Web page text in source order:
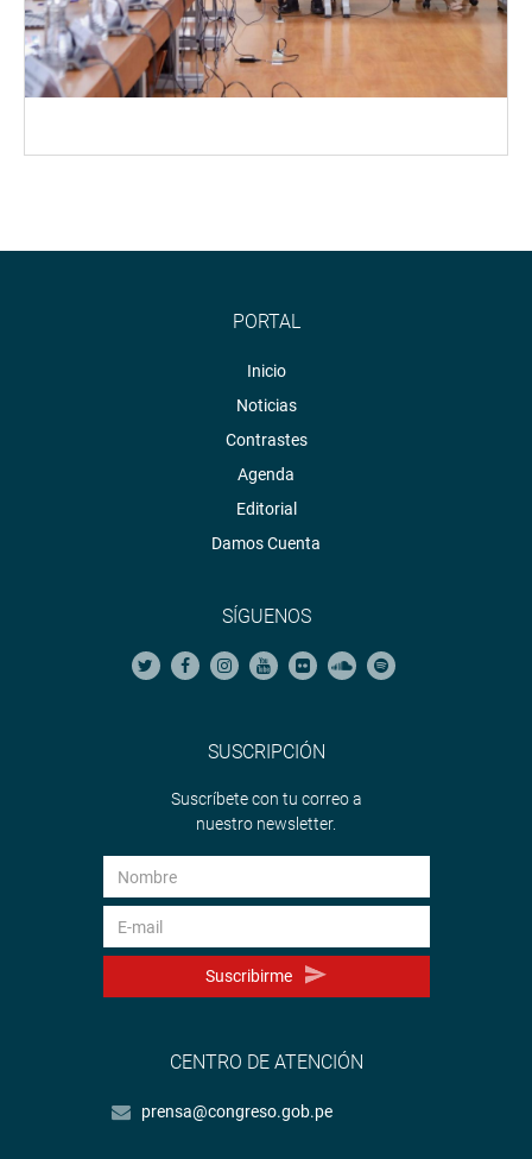
PORTAL
Inicio
Noticias
Contrastes
Agenda
Editorial
Damos Cuenta
SÍGUENOS
SUSCRIPCIÓN
Suscríbete con tu correo a
nuestro newsletter.
Suscribirme
CENTRO DE ATENCIÓN
prensa@congreso.gob.pe